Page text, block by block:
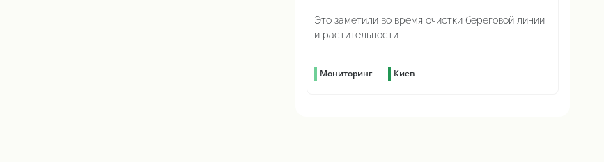
Это заметили во время очистки береговой линии
и растительности
Мониторинг Киев